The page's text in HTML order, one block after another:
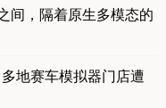
间，隔着原生多模态的
地赛车模拟器门店遭